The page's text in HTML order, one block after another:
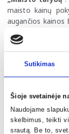
Sutikimas
Šioje svetainėje
Naudojame
skelbimus, teikti
srautą. Be to,
maisto kainų
augančios
visi maisto
prekybininkai,
Valstybės
ministrė D.
narių gynybai
(šiuo